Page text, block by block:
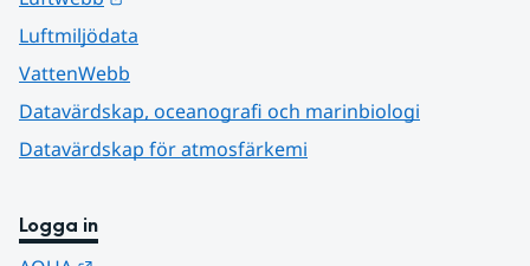
Luftmiljödata
VattenWebb
Datavärdskap, oceanografi och marinbiologi
Datavärdskap för atmosfärkemi
Logga in